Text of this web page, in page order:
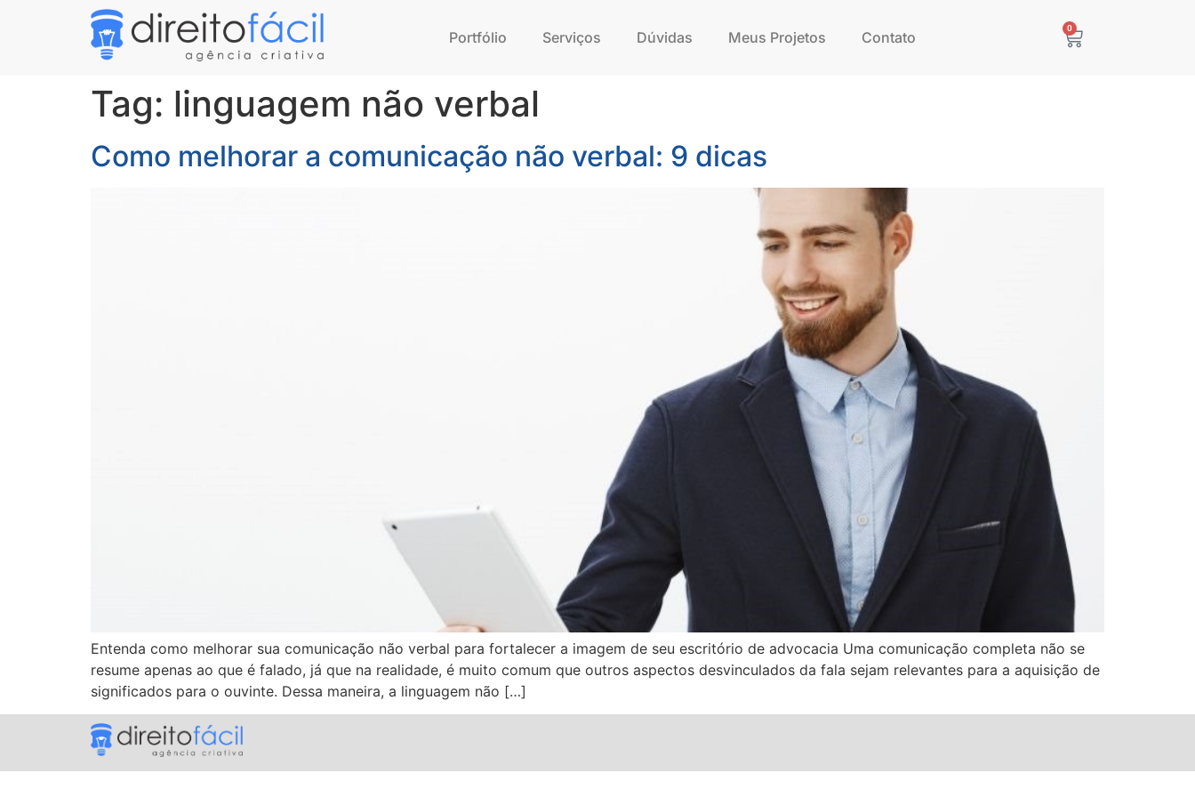
Portfólio Serviços Dúvidas Meus Projetos Contato
0
Tag: linguagem não verbal
Como melhorar a comunicação não verbal: 9 dicas
Entenda como melhorar sua comunicação não verbal para fortalecer a imagem de seu escritório de advocacia Uma comunicação completa não se
resume apenas ao que é falado, já que na realidade, é muito comum que outros aspectos desvinculados da fala sejam relevantes para a aquisição de
significados para o ouvinte. Dessa maneira, a linguagem não […]